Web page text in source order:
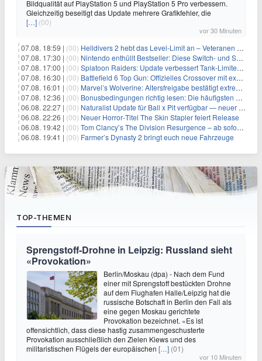
Bildqualität auf PlayStation 5 und PlayStation 5 Pro verbessern.
Gleichzeitig beseitigt das Update mehrere Grafikfehler, die
[…] (00)
vor 30 Minuten
07.08. 18:59 | (00) Helldivers 2 hebt das Level-Limit an – Veteranen können endlich weiter aufsteigen
07.08. 17:30 | (00) Nintendo enthüllt Bestseller: Diese Switch- und Switch-2-Spiele verkaufen sich am besten
07.08. 17:00 | (00) Splatoon Raiders: Update verbessert Tank-Limiter und behebt Bugs
07.08. 16:30 | (00) Battlefield 6 Top Gun: Offizielles Crossover mit exklusiven Inhalten angekündigt
07.08. 16:01 | (00) Marvel’s Wolverine: Altersfreigabe bestätigt extreme Gewalt und düstere Szenen
07.08. 12:36 | (00) Bonusbedingungen richtig lesen: Die häufigsten Stolperfallen
06.08. 22:27 | (00) Naturalist Update für Ball x Pit verfügbar — neuer Content auf allen Plattformen
06.08. 22:26 | (00) Neuer Horror‑Titel The Skin Stapler feiert Release
06.08. 19:42 | (00) Tom Clancy’s The Division Resurgence – ab sofort für euch verfügbar
06.08. 19:41 | (00) Farmer’s Dynasty 2 bringt euch neue Fahrzeuge
TOP-THEMEN
Sprengstoff-Drohne in Leipzig: Russland sieht
«Provokation»
Berlin/Moskau (dpa) - Nach dem Fund
einer mit Sprengstoff bestückten Drohne
auf dem Flughafen Halle/Leipzig hat die
russische Botschaft in Berlin den Fall als
eine gegen Moskau gerichtete
Provokation bezeichnet. «Es ist
offensichtlich, dass diese hastig zusammengeschusterte
Provokation ausschließlich den Zielen Kiews und des
militaristischen Flügels der europäischen […] (01)
vor 10 Minuten